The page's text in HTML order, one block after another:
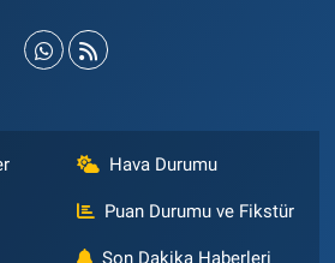
Hava Durumu
Puan Durumu ve Fikstür